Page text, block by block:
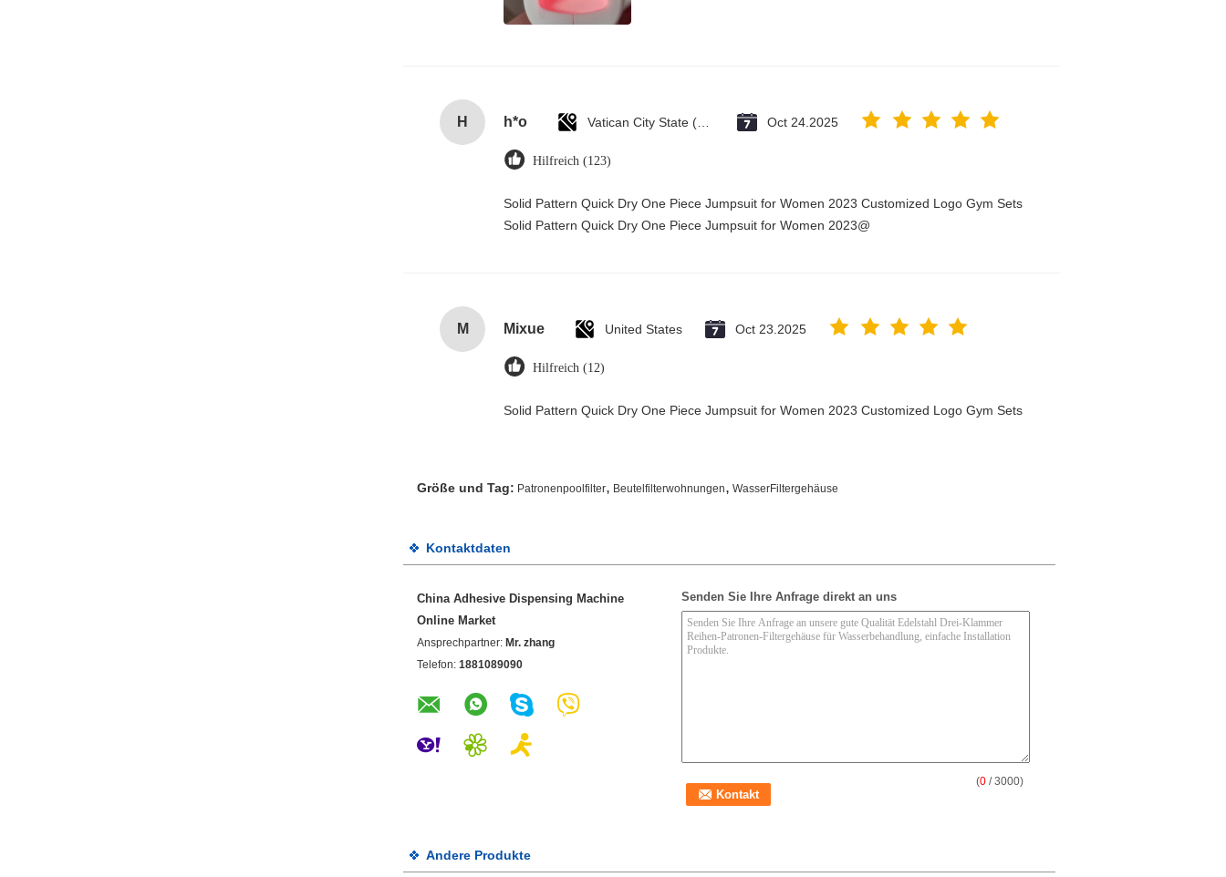
H h*o Oct 24.2025
Hilfreich (123)
Solid Pattern Quick Dry One Piece Jumpsuit for Women 2023 Customized Logo Gym Sets
Solid Pattern Quick Dry One Piece Jumpsuit for Women 2023@
M Mixue United States Oct 23.2025
Hilfreich (12)
Solid Pattern Quick Dry One Piece Jumpsuit for Women 2023 Customized Logo Gym Sets
Größe und Tag: Patronenpoolfilter, Beutelfilterwohnungen, WasserFiltergehäuse
Kontaktdaten
China Adhesive Dispensing Machine
Online Market
Ansprechpartner: Mr. zhang
Telefon: 1881089090
Senden Sie Ihre Anfrage direkt an uns
(0 / 3000)
Andere Produkte